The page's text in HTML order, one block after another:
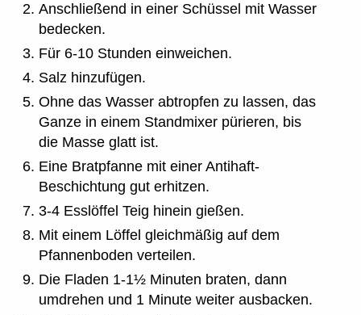
Anschließend in einer Schüssel mit Wasser
bedecken.
Für 6-10 Stunden einweichen.
Salz hinzufügen.
Ohne das Wasser abtropfen zu lassen, das
Ganze in einem Standmixer pürieren, bis
die Masse glatt ist.
Eine Bratpfanne mit einer Antihaft-
Beschichtung gut erhitzen.
3-4 Esslöffel Teig hinein gießen.
Mit einem Löffel gleichmäßig auf dem
Pfannenboden verteilen.
Die Fladen 1-1½ Minuten braten, dann
umdrehen und 1 Minute weiter ausbacken.